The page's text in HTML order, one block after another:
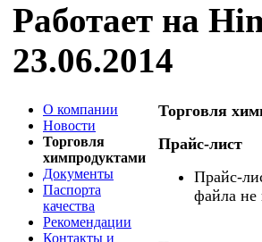
Работает на
23.06.2014
О компании
Новости
Торговля
химпродуктами
Документы
Паспорта
качества
Рекомендации
Контакты и
Торговля
Прайс-лист
Прайс-
файла не